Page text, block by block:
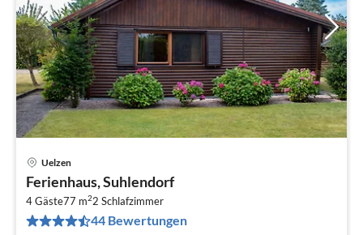
Uelzen
Ferienhaus, Suhlendorf
4 Gäste77 m22 Schlafzimmer
44 Bewertungen